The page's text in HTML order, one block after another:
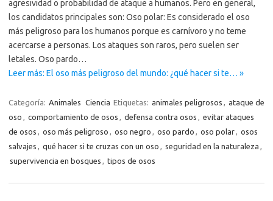
agresividad o probabilidad de ataque a humanos. Pero en general,
los candidatos principales son: Oso polar: Es considerado el oso
más peligroso para los humanos porque es carnívoro y no teme
acercarse a personas. Los ataques son raros, pero suelen ser
letales. Oso pardo…
Leer más: El oso más peligroso del mundo: ¿qué hacer si te… »
Categoría: Animales Ciencia Etiquetas: animales peligrosos , ataque de
oso , comportamiento de osos , defensa contra osos , evitar ataques
de osos , oso más peligroso , oso negro , oso pardo , oso polar, osos
salvajes , qué hacer si te cruzas con un oso , seguridad en la naturaleza ,
supervivencia en bosques , tipos de osos